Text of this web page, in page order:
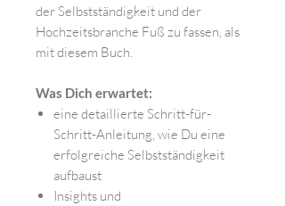
der Selbstständigkeit und der
Hochzeitsbranche Fuß zu fassen, als
mit diesem Buch.
Was Dich erwartet:
eine detaillierte Schritt-für-
Schritt-Anleitung, wie Du eine
erfolgreiche Selbstständigkeit
aufbaust
Insights und